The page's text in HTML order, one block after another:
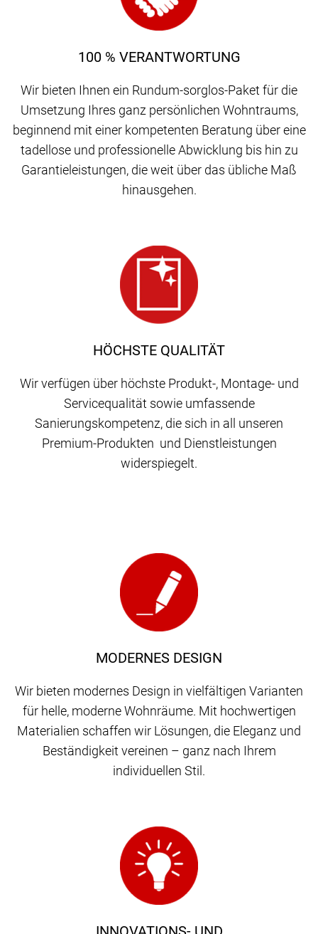
HÖCHSTE QUALITÄT
Wir verfügen über höchste Produkt-, Montage- und
Servicequalität sowie umfassende
Sanierungskompetenz, die sich in all unseren
Premium-Produkten und Dienstleistungen
widerspiegelt.
100 % VERANTWORTUNG
Wir bieten Ihnen ein Rundum-sorglos-Paket für die
Umsetzung Ihres ganz persönlichen Wohntraums,
beginnend mit einer kompetenten Beratung über eine
tadellose und professionelle Abwicklung bis hin zu
Garantieleistungen, die weit über das übliche Maß
hinausgehen.
MODERNES DESIGN
Wir bieten modernes Design in vielfältigen Varianten
für helle, moderne Wohnräume. Mit hochwertigen
Materialien schaffen wir Lösungen, die Eleganz und
Beständigkeit vereinen – ganz nach Ihrem
individuellen Stil.